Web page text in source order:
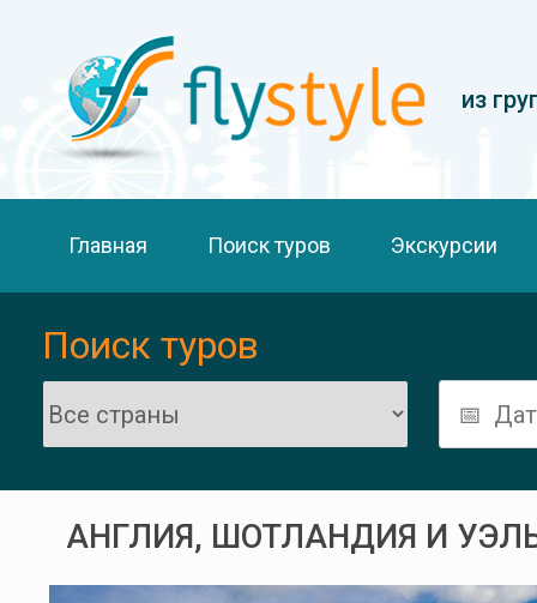
из
Главная Поиск туров Экскурсии
Поиск туров
АНГЛИЯ, ШОТЛАНДИЯ И